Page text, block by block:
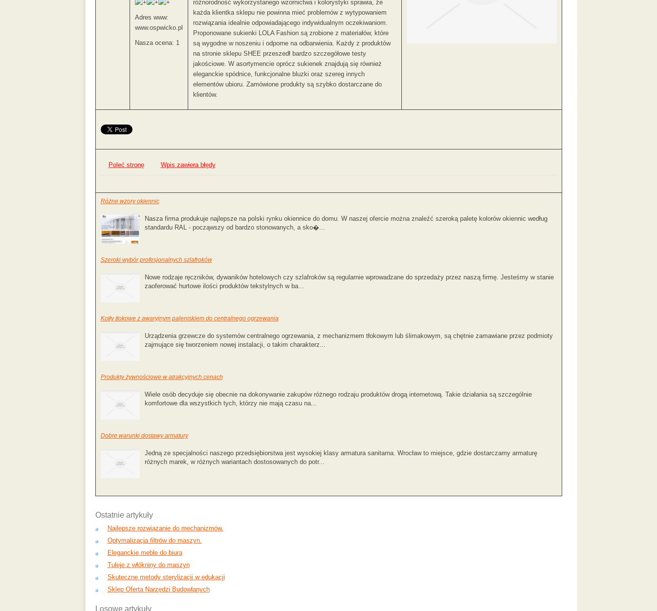
Adres www:
www.ospwicko.pl
Nasza ocena: 1
różnorodność wykorzystanego wzornictwa i kolorystyki sprawia, że
każda klientka sklepu nie powinna mieć problemów z wytypowaniem
rozwiązania idealnie odpowiadającego indywidualnym oczekiwaniom.
Proponowane sukienki LOLA Fashion są zrobione z materiałów, które
są wygodne w noszeniu i odporne na odbarwienia. Każdy z produktów
na stronie sklepu SHEE przeszedł bardzo szczegółowe testy
jakościowe. W asortymencie oprócz sukienek znajdują się również
eleganckie spódnice, funkcjonalne bluzki oraz szereg innych
elementów ubioru. Zamówione produkty są szybko dostarczane do
klientów.
Poleć stronę Wpis zawiera błędy
Różne wzory okiennic
Nasza firma produkuje najlepsze na polski rynku okiennice do domu. W naszej ofercie można znaleźć szeroką paletę kolorów okiennic według
standardu RAL - począwszy od bardzo stonowanych, a sko�...
Szeroki wybór profesjonalnych szlafroków
Nowe rodzaje ręczników, dywaników hotelowych czy szlafroków są regularnie wprowadzane do sprzedaży przez naszą firmę. Jesteśmy w stanie
zaoferować hurtowe ilości produktów tekstylnych w ba...
Kotły tłokowe z awaryjnym paleniskiem do centralnego ogrzewania
Urządzenia grzewcze do systemów centralnego ogrzewania, z mechanizmem tłokowym lub ślimakowym, są chętnie zamawiane przez podmioty
zajmujące się tworzeniem nowej instalacji, o takim charakterz...
Produkty żywnościowe w atrakcyjnych cenach
Wiele osób decyduje się obecnie na dokonywanie zakupów różnego rodzaju produktów drogą internetową. Takie działania są szczególnie
komfortowe dla wszystkich tych, którzy nie mają czasu na...
Dobre warunki dostawy armatury
Jedną ze specjalności naszego przedsiębiorstwa jest wysokiej klasy armatura sanitarna. Wrocław to miejsce, gdzie dostarczamy armaturę
różnych marek, w różnych wariantach dostosowanych do potr...
Ostatnie artykuły
Najlepsze rozwiązanie do mechanizmów.
Optymalizacja filtrów do maszyn.
Eleganckie meble do biura
Tuleje z włókniny do maszyn
Skuteczne metody sterylizacji w edukacji
Sklep Oferta Narzędzi Budowlanych
Losowe artykuły